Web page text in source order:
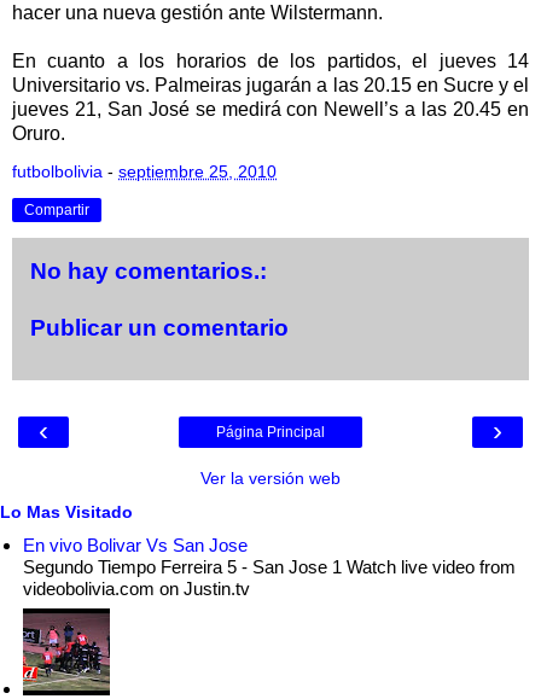
hacer una nueva gestión ante Wilstermann.
En cuanto a los horarios de los partidos, el jueves 14
Universitario vs. Palmeiras jugarán a las 20.15 en Sucre y el
jueves 21, San José se medirá con Newell’s a las 20.45 en
Oruro.
futbolbolivia - septiembre 25, 2010
Compartir
No hay comentarios.:
Publicar un comentario
‹ ›
Página Principal
Ver la versión web
Lo Mas Visitado
En vivo Bolivar Vs San Jose
Segundo Tiempo Ferreira 5 - San Jose 1 Watch live video from
videobolivia.com on Justin.tv